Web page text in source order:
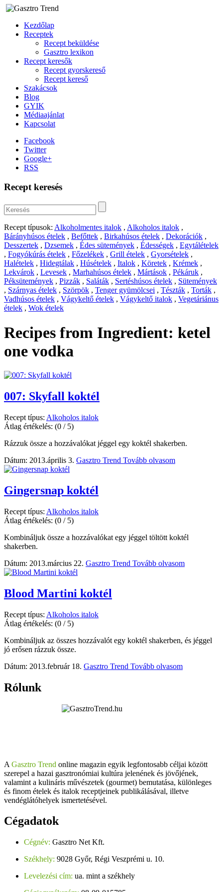
Kezdőlap
Receptek
Recept beküldése
Gasztro lexikon
Recept keresők
Recept gyorskereső
Recept kereső
Szakácsok
Blog
GYIK
Médiaajánlat
Kapcsolat
Facebook
Twitter
Google+
RSS
Recept keresés
Recept típusok: Alkoholmentes italok , Alkoholos italok ,
Bárányhúsos ételek , Befőttek , Birkahúsos ételek , Dekorációk ,
Desszertek , Dzsemek , Édes sütemények , Édességek , Egytálételek
, Fogyókúrás ételek , Főzelékek , Grill ételek , Gyorsételek ,
Halételek , Hidegtálak , Húsételek , Italok , Köretek , Krémek ,
Lekvárok , Levesek , Marhahúsos ételek , Mártások , Pékáruk ,
Péksütemények , Pizzák , Saláták , Sertéshúsos ételek , Sütemények
, Szárnyas ételek , Szörpök , Tenger gyümölcsei , Tészták , Torták ,
Vadhúsos ételek , Vágykeltő ételek , Vágykeltő italok , Vegetáriánus
ételek , Wok ételek
Recipes from Ingredient: ketel
one vodka
007: Skyfall koktél
Recept típus: Alkoholos italok
Átlag értékelés: (0 / 5)
Rázzuk össze a hozzávalókat jéggel egy koktél shakerben.
Dátum: 2013.április 3. Gasztro Trend Tovább olvasom
Gingersnap koktél
Recept típus: Alkoholos italok
Átlag értékelés: (0 / 5)
Kombináljuk össze a hozzávalókat egy jéggel töltött koktél
shakerben.
Dátum: 2013.március 22. Gasztro Trend Tovább olvasom
Blood Martini koktél
Recept típus: Alkoholos italok
Átlag értékelés: (0 / 5)
Kombináljuk az összes hozzávalót egy koktél shakerben, és jéggel
jó erősen rázzuk össze.
Dátum: 2013.február 18. Gasztro Trend Tovább olvasom
Rólunk
A Gasztro Trend online magazin egyik legfontosabb céljai között
szerepel a hazai gasztronómiai kultúra jelenének és jövőjének,
valamint a kulináris művészetek (gourmet) bemutatása, különleges
és finom ételek és italok receptjeinek publikálásával, illetve
vendéglátóhelyek ismertetésével.
Cégadatok
Cégnév: Gasztro Net Kft.
Székhely: 9028 Győr, Régi Veszprémi u. 10.
Levelezési cím: ua. mint a székhely